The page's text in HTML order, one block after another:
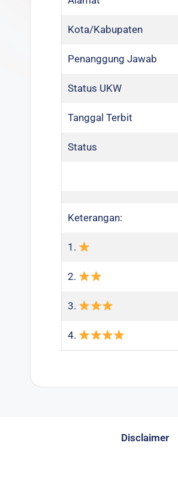
Kota/Kabupaten
Penanggung Jawab
Status UKW
Tanggal Terbit
Status
Keterangan:
1.
2.
3.
4.
Disclaimer